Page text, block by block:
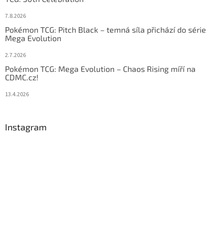
7.8.2026
Pokémon TCG: Pitch Black – temná síla přichází do série
Mega Evolution
2.7.2026
Pokémon TCG: Mega Evolution – Chaos Rising míří na
CDMC.cz!
13.4.2026
Instagram